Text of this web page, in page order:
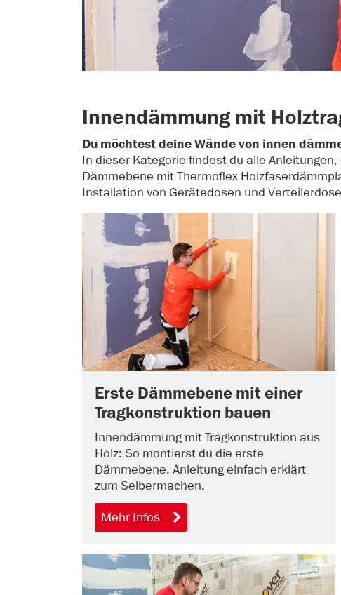
Innendämmung mit
Du möchtest deine Wände von innen
In dieser Kategorie findest du alle
Dämmebene mit Thermoflex
Installation von Gerätedosen und
Erste Dämmebene mit einer
Tragkonstruktion bauen
Innendämmung mit Tragkonstruktion aus
Holz: So montierst du die erste
Dämmebene. Anleitung einfach erklärt
zum Selbermachen.
Mehr Infos